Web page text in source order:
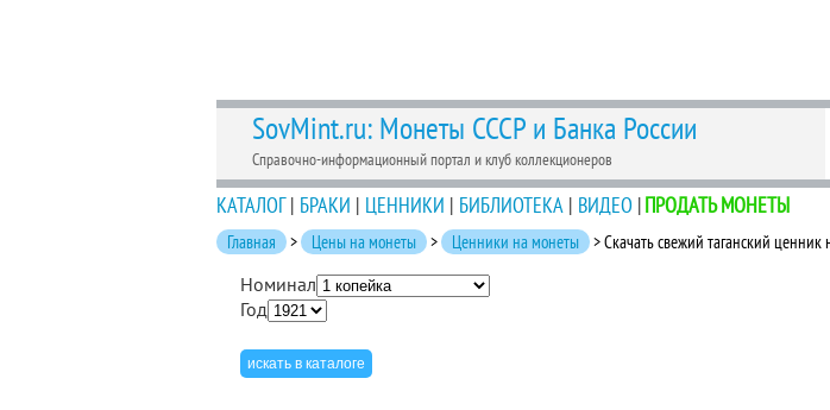
SovMint.ru: Монеты СССР и Банка России
Справочно-информационный портал и клуб коллекционеров
КАТАЛОГ| БРАКИ | ЦЕННИКИ | БИБЛИОТЕКА | ВИДЕО |ПРОДАТЬ МОНЕТЫ
Главная > Цены на монеты > Ценники на монеты > Скачать свежий таганский
Номинал
Год